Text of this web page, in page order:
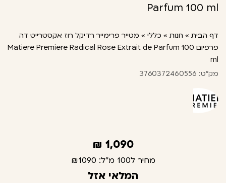
Parfum 100 ml
דף הבית » חנות » כללי » מטייר פרימייר רדיקל רוז אקסטרייט דה
פרפיום Matiere Premiere Radical Rose Extrait de Parfum 100
ml
מק"ט: 3760372460556
1,090
₪
מחיר ל100 מ"ל: ₪1090
המלאי אזל